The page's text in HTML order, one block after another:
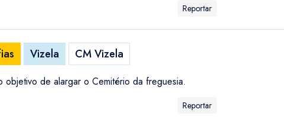
Reportar
Vizela CM Vizela
objetivo de alargar o Cemitério da freguesia.
Reportar